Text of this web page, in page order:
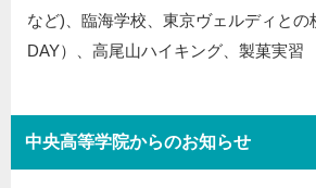
など)、臨海学校、東京ヴェルディとの
DAY）、高尾山ハイキング、製菓実習
中央高等学院からのお知らせ